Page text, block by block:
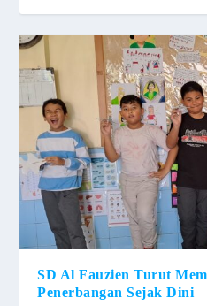
SD Al Fauzien Turut
Penerbangan Sejak Dini